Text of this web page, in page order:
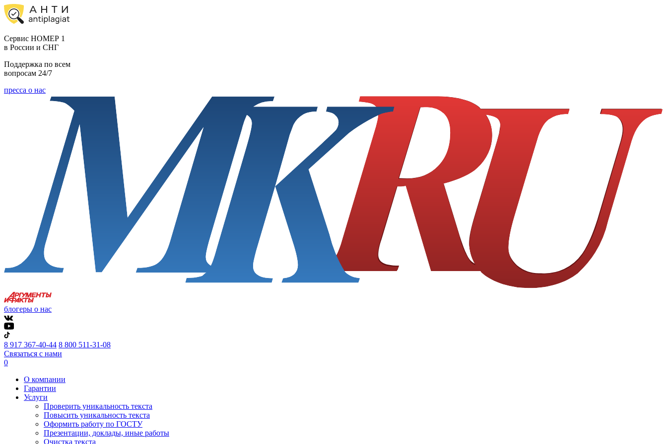
Cервис НОМЕР 1
в России и СНГ
Поддержка по всем
вопросам 24/7
пресса о нас
блогеры о нас
8 917 367-40-44 8 800 511-31-08
Связаться с нами
0
О компании
Гарантии
Услуги
Проверить уникальность текста
Повысить уникальность текста
Оформить работу по ГОСТУ
Презентации, доклады, иные работы
Очистка текста